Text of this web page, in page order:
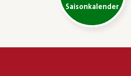
Saisonkalender